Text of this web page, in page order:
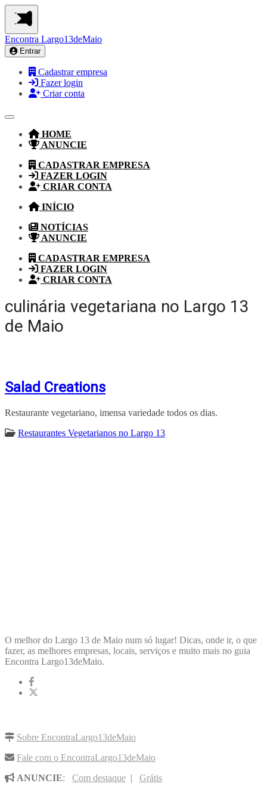
Encontra Largo13deMaio
Entrar
Cadastrar empresa
Fazer login
Criar conta
HOME
ANUNCIE
CADASTRAR EMPRESA
FAZER LOGIN
CRIAR CONTA
INÍCIO
NOTÍCIAS
ANUNCIE
CADASTRAR EMPRESA
FAZER LOGIN
CRIAR CONTA
culinária vegetariana no Largo 13
de Maio
Salad Creations
Restaurante vegetariano, imensa variedade todos os dias.
Restaurantes Vegetarianos no Largo 13
O melhor do Largo 13 de Maio num só lugar! Dicas, onde ir, o que
fazer, as melhores empresas, locais, serviços e muito mais no guia
Encontra Largo13deMaio.
Sobre EncontraLargo13deMaio
Fale com o EncontraLargo13deMaio
ANUNCIE: Com destaque | Grátis